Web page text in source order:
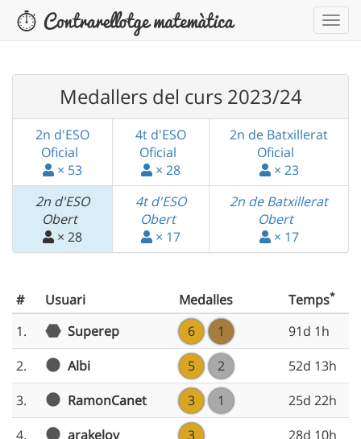
Medallers del curs 2023/24
2n d'ESO
Oficial
× 53
4t d'ESO
Oficial
× 28
2n de Batxillerat
Oficial
× 23
2n d'ESO
Obert
× 28
4t d'ESO
Obert
× 17
2n de Batxillerat
Obert
× 17
# Usuari Medalles Temps*
1. Superep 6 1
91d 1h
2.
Albi 5 2
52d 13h
3.
RamonCanet 3 1
25d 22h
4.
arakelov 3
28d 10h